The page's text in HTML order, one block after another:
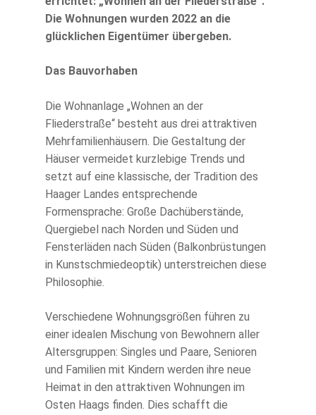
Die Wohnungen wurden 2022 an die
glücklichen Eigentümer übergeben.
Das Bauvorhaben
Die Wohnanlage „Wohnen an der
Fliederstraße“ besteht aus drei attraktiven
Mehrfamilienhäusern. Die Gestaltung der
Häuser vermeidet kurzlebige Trends und
setzt auf eine klassische, der Tradition des
Haager Landes entsprechende
Formensprache: Große Dachüberstände,
Quergiebel nach Norden und Süden und
Fensterläden nach Süden (Balkonbrüstungen
in Kunstschmiedeoptik) unterstreichen diese
Philosophie.
Verschiedene Wohnungsgrößen führen zu
einer idealen Mischung von Bewohnern aller
Altersgruppen: Singles und Paare, Senioren
und Familien mit Kindern werden ihre neue
Heimat in den attraktiven Wohnungen im
Osten Haags finden. Dies schafft die